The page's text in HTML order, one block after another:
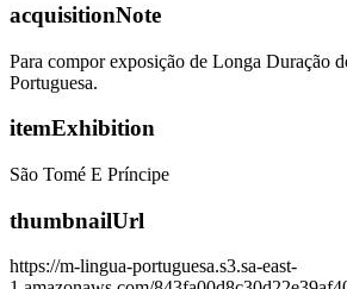
acquisitionNote
Para compor exposição de Longa Duração
Portuguesa.
itemExhibition
São Tomé E Príncipe
thumbnailUrl
https://m-lingua-portuguesa.s3.sa-east-